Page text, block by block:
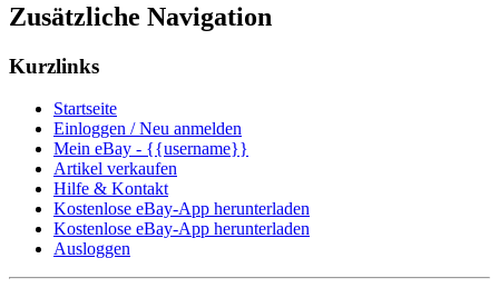
Zusätzliche Navigation
Kurzlinks
Startseite
Einloggen / Neu anmelden
Mein eBay - {{username}}
Artikel verkaufen
Hilfe & Kontakt
Kostenlose eBay-App herunterladen
Kostenlose eBay-App herunterladen
Ausloggen